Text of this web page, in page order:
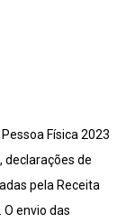
Física 2023
declarações de
pela Receita
envio das